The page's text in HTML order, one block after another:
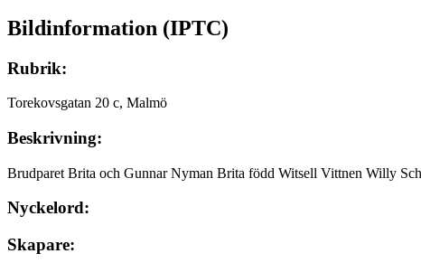
Bildinformation (IPTC)
Rubrik:
Torekovsgatan 20 c, Malmö
Beskrivning:
Brudparet Brita och Gunnar Nyman Brita född Witsell Vittnen Willy
Nyckelord:
Skapare: